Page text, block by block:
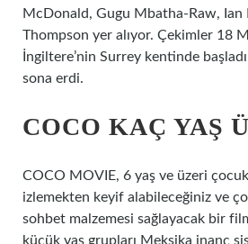
McDonald, Gugu Mbatha-Raw, Ian
Thompson yer alıyor. Çekimler 18
İngiltere’nin Surrey kentinde
sona erdi.
COCO KAÇ YAŞ
COCO MOVIE, 6 yaş ve üzeri
izlemekten keyif alabileceğiniz ve
sohbet malzemesi sağlayacak bir
küçük yaş grupları Meksika inanç